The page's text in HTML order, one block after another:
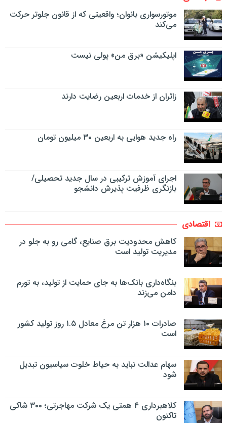
موتورسواری بانوان؛ واقعیتی که از قانون جلوتر حرکت
می‌کند
اپلیکیشن «برق من» پولی نیست
زائران از خدمات اربعین رضایت دارند
راه جدید هوایی به اربعین ۳۰ میلیون تومان
اجرای آموزش ترکیبی در سال جدید تحصیلی/
بازنگری ظرفیت پذیرش دانشجو
اقتصادی
کاهش محدودیت برق صنایع، گامی رو به جلو در
مدیریت تولید است
بنگاه‌داری بانک‌ها به جای حمایت از تولید، به تورم
دامن می‌زند
صادرات ۱۰ هزار تن مرغ معادل ۱.۵ روز تولید کشور
است
سهام عدالت نباید به حیاط خلوت سیاسیون تبدیل
شود
کلاهبرداری ۴ همتی یک شرکت مهاجرتی؛ ۳۰۰ شاکی
تاکنون